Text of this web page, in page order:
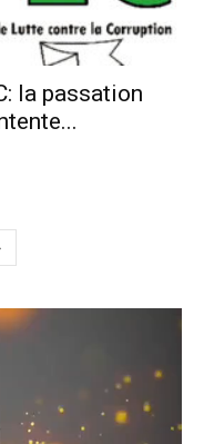
la passation